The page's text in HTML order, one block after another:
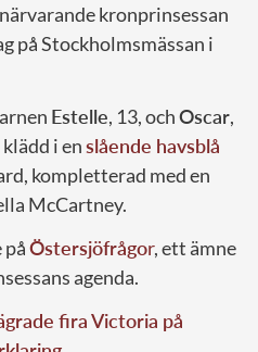
kronprinsessan
på Stockholmsmässan i
Estelle, 13, ochOscar,
i enslående havsblå
kompletterad med en
McCartney.
påÖstersjöfrågor, ett ämne
agenda.
fira Victoria på